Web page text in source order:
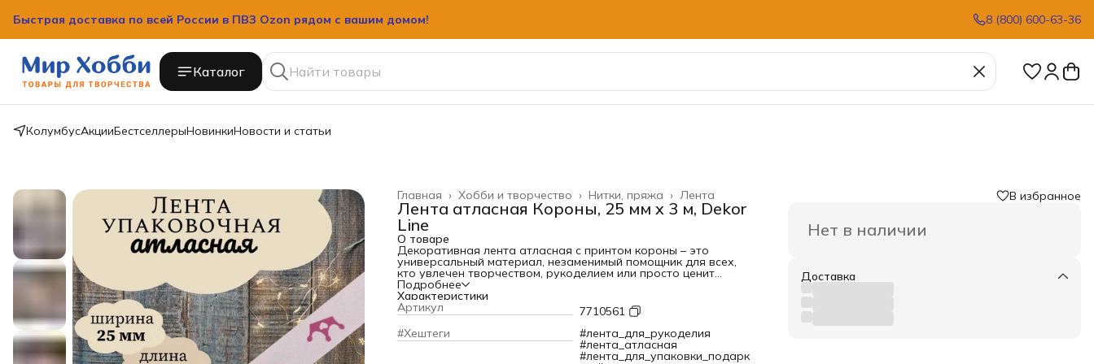
Быстрая доставка по всей России в ПВЗ Ozon рядом с вашим домом! 8 (800) 600-63-36
Каталог
КолумбусАкцииБестселлерыНовинкиНовости и статьи
Лента
Нитки, пряжа ›
Хобби и творчество ›
Главная ›
Лента атласная Короны, 25 мм x 3 м, Dekor
Line
О товаре
Декоративная лента атласная с принтом короны – это
универсальный материал, незаменимый помощник для всех,
кто увлечен творчеством, рукоделием или просто ценит
красоту и изящество в оформлении. Гладкая блестящая
поверхность, шелковистая и приятная на ощупь текстура
делают её идеальным выбором для самых разных целей.
Атласная лента открывает безграничные возможности для
украшения подарков. Яркий, переливающийся бант станет
прекрасным дополнением к любому подарку. Подарок,
упакованный с использованием атласной ленты, уже сам по
Подробнее
Характеристики
Артикул
7710561
#Хештеги
#лента_для_рукоделия
#лента_атласная
#лента_для_упаковки_подарк
В избранное
Нет в наличии
Доставка